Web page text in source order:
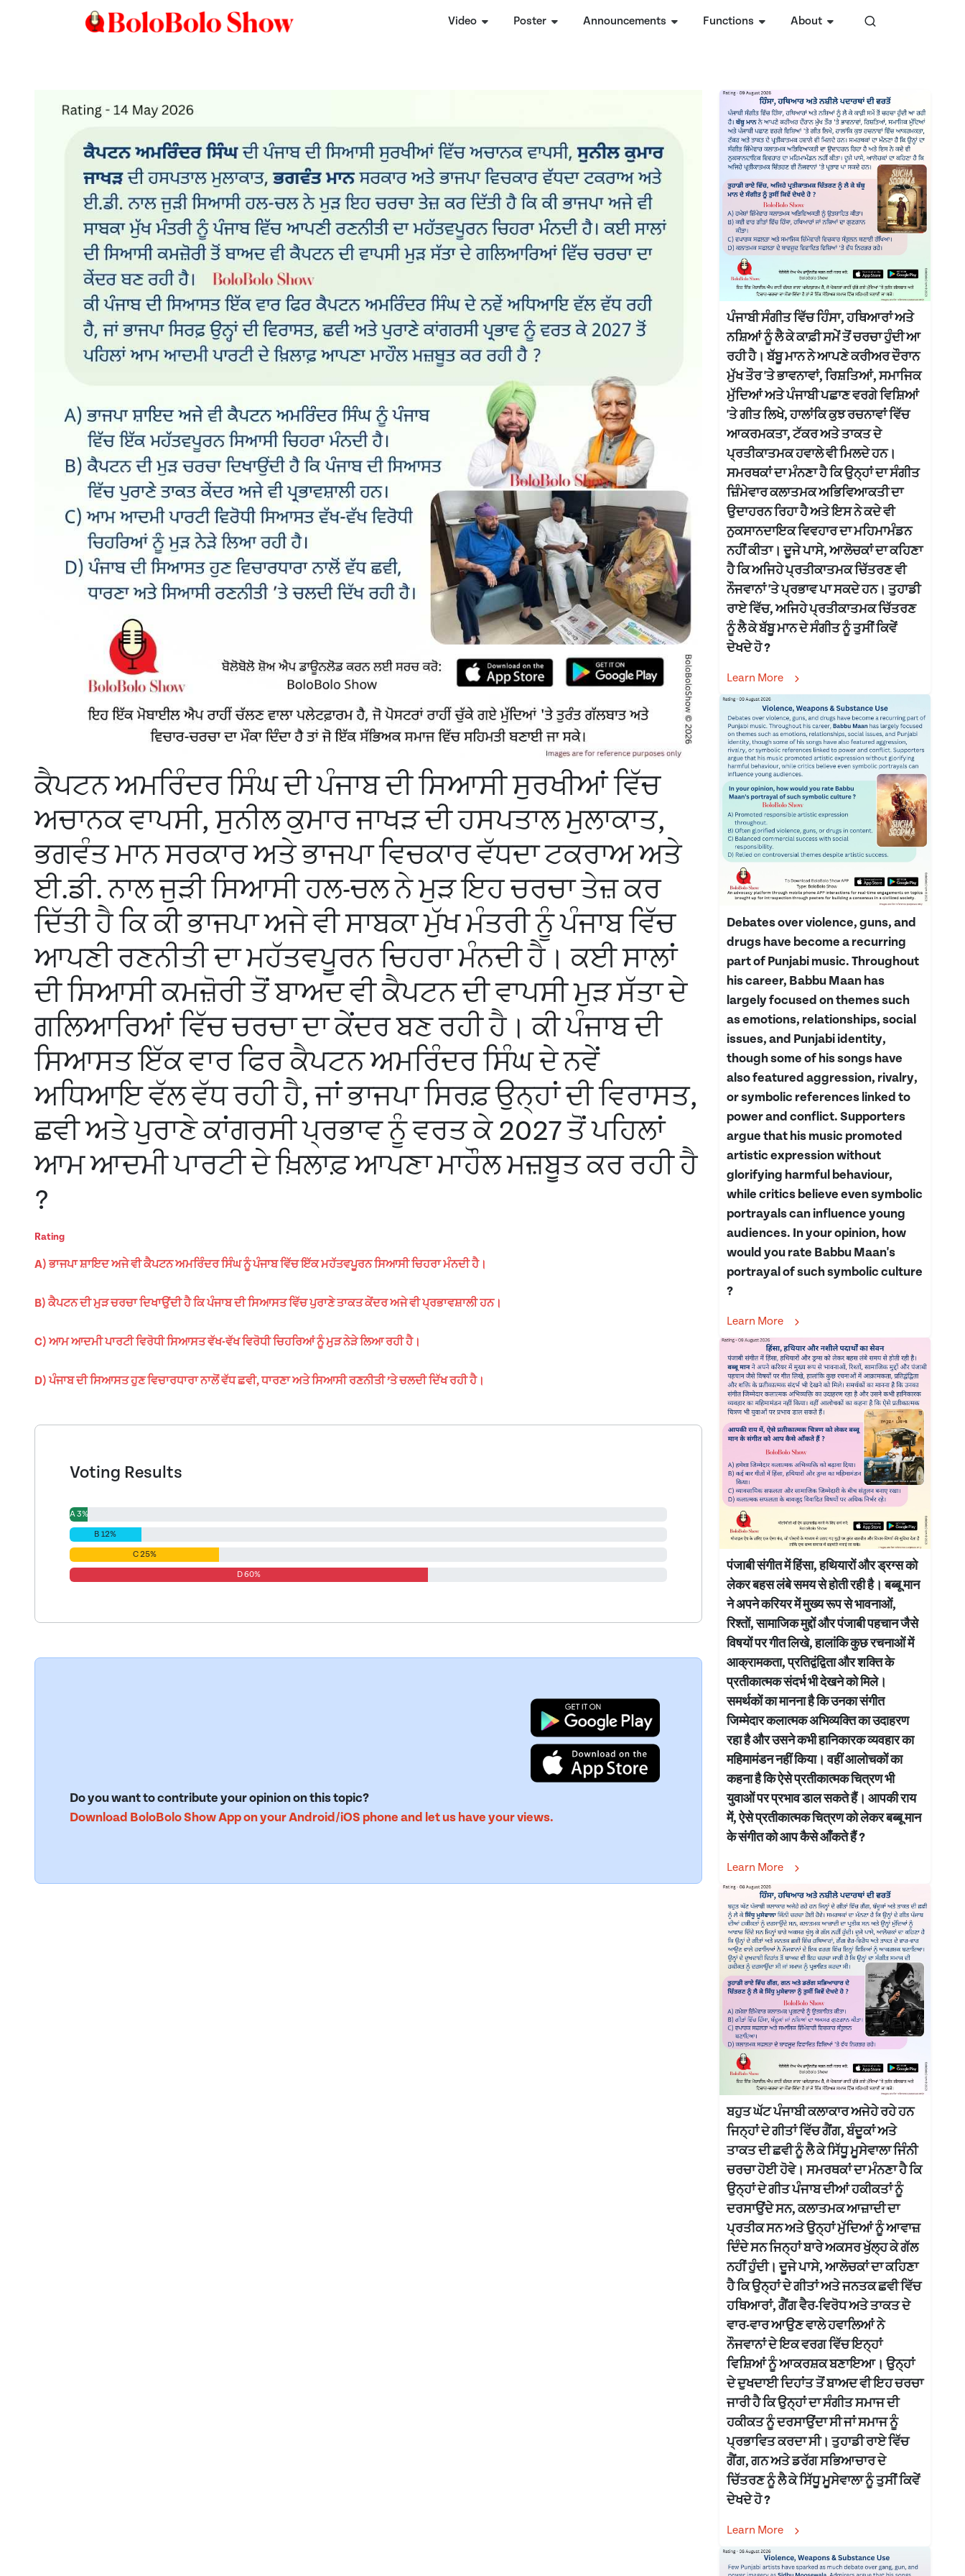
Video Poster Announcements Functions About
ਕੈਪਟਨ ਅਮਰਿੰਦਰ ਸਿੰਘ ਦੀ ਪੰਜਾਬ ਦੀ ਸਿਆਸੀ ਸੁਰਖੀਆਂ ਵਿੱਚ
ਅਚਾਨਕ ਵਾਪਸੀ, ਸੁਨੀਲ ਕੁਮਾਰ ਜਾਖੜ ਦੀ ਹਸਪਤਾਲ ਮੁਲਾਕਾਤ,
ਭਗਵੰਤ ਮਾਨ ਸਰਕਾਰ ਅਤੇ ਭਾਜਪਾ ਵਿਚਕਾਰ ਵੱਧਦਾ ਟਕਰਾਅ ਅਤੇ
ਈ.ਡੀ. ਨਾਲ ਜੁੜੀ ਸਿਆਸੀ ਹਲ-ਚਲ ਨੇ ਮੁੜ ਇਹ ਚਰਚਾ ਤੇਜ਼ ਕਰ
ਦਿੱਤੀ ਹੈ ਕਿ ਕੀ ਭਾਜਪਾ ਅਜੇ ਵੀ ਸਾਬਕਾ ਮੁੱਖ ਮੰਤਰੀ ਨੂੰ ਪੰਜਾਬ ਵਿੱਚ
ਆਪਣੀ ਰਣਨੀਤੀ ਦਾ ਮਹੱਤਵਪੂਰਨ ਚਿਹਰਾ ਮੰਨਦੀ ਹੈ। ਕਈ ਸਾਲਾਂ
ਦੀ ਸਿਆਸੀ ਕਮਜ਼ੋਰੀ ਤੋਂ ਬਾਅਦ ਵੀ ਕੈਪਟਨ ਦੀ ਵਾਪਸੀ ਮੁੜ ਸੱਤਾ ਦੇ
ਗਲਿਆਰਿਆਂ ਵਿੱਚ ਚਰਚਾ ਦਾ ਕੇਂਦਰ ਬਣ ਰਹੀ ਹੈ। ਕੀ ਪੰਜਾਬ ਦੀ
ਸਿਆਸਤ ਇੱਕ ਵਾਰ ਫਿਰ ਕੈਪਟਨ ਅਮਰਿੰਦਰ ਸਿੰਘ ਦੇ ਨਵੇਂ
ਅਧਿਆਇ ਵੱਲ ਵੱਧ ਰਹੀ ਹੈ, ਜਾਂ ਭਾਜਪਾ ਸਿਰਫ਼ ਉਨ੍ਹਾਂ ਦੀ ਵਿਰਾਸਤ,
ਛਵੀ ਅਤੇ ਪੁਰਾਣੇ ਕਾਂਗਰਸੀ ਪ੍ਰਭਾਵ ਨੂੰ ਵਰਤ ਕੇ 2027 ਤੋਂ ਪਹਿਲਾਂ
ਆਮ ਆਦਮੀ ਪਾਰਟੀ ਦੇ ਖ਼ਿਲਾਫ਼ ਆਪਣਾ ਮਾਹੌਲ ਮਜ਼ਬੂਤ ਕਰ ਰਹੀ ਹੈ
?
Rating
A) ਭਾਜਪਾ ਸ਼ਾਇਦ ਅਜੇ ਵੀ ਕੈਪਟਨ ਅਮਰਿੰਦਰ ਸਿੰਘ ਨੂੰ ਪੰਜਾਬ ਵਿੱਚ ਇੱਕ ਮਹੱਤਵਪੂਰਨ ਸਿਆਸੀ ਚਿਹਰਾ ਮੰਨਦੀ ਹੈ।
B) ਕੈਪਟਨ ਦੀ ਮੁੜ ਚਰਚਾ ਦਿਖਾਉਂਦੀ ਹੈ ਕਿ ਪੰਜਾਬ ਦੀ ਸਿਆਸਤ ਵਿੱਚ ਪੁਰਾਣੇ ਤਾਕਤ ਕੇਂਦਰ ਅਜੇ ਵੀ ਪ੍ਰਭਾਵਸ਼ਾਲੀ ਹਨ।
C) ਆਮ ਆਦਮੀ ਪਾਰਟੀ ਵਿਰੋਧੀ ਸਿਆਸਤ ਵੱਖ-ਵੱਖ ਵਿਰੋਧੀ ਚਿਹਰਿਆਂ ਨੂੰ ਮੁੜ ਨੇੜੇ ਲਿਆ ਰਹੀ ਹੈ।
D) ਪੰਜਾਬ ਦੀ ਸਿਆਸਤ ਹੁਣ ਵਿਚਾਰਧਾਰਾ ਨਾਲੋਂ ਵੱਧ ਛਵੀ, ਧਾਰਣਾ ਅਤੇ ਸਿਆਸੀ ਰਣਨੀਤੀ ’ਤੇ ਚਲਦੀ ਦਿੱਖ ਰਹੀ ਹੈ।
Voting Results
A 3%
B 12%
C 25%
D 60%
Do you want to contribute your opinion on this topic?
Download BoloBolo Show App on your Android/iOS phone and let us have your views.
ਪੰਜਾਬੀ ਸੰਗੀਤ ਵਿੱਚ ਹਿੰਸਾ, ਹਥਿਆਰਾਂ ਅਤੇ
ਨਸ਼ਿਆਂ ਨੂੰ ਲੈ ਕੇ ਕਾਫ਼ੀ ਸਮੇਂ ਤੋਂ ਚਰਚਾ ਹੁੰਦੀ ਆ
ਰਹੀ ਹੈ। ਬੱਬੂ ਮਾਨ ਨੇ ਆਪਣੇ ਕਰੀਅਰ ਦੌਰਾਨ
ਮੁੱਖ ਤੌਰ 'ਤੇ ਭਾਵਨਾਵਾਂ, ਰਿਸ਼ਤਿਆਂ, ਸਮਾਜਿਕ
ਮੁੱਦਿਆਂ ਅਤੇ ਪੰਜਾਬੀ ਪਛਾਣ ਵਰਗੇ ਵਿਸ਼ਿਆਂ
'ਤੇ ਗੀਤ ਲਿਖੇ, ਹਾਲਾਂਕਿ ਕੁਝ ਰਚਨਾਵਾਂ ਵਿੱਚ
ਆਕਰਮਕਤਾ, ਟੱਕਰ ਅਤੇ ਤਾਕਤ ਦੇ
ਪ੍ਰਤੀਕਾਤਮਕ ਹਵਾਲੇ ਵੀ ਮਿਲਦੇ ਹਨ।
ਸਮਰਥਕਾਂ ਦਾ ਮੰਨਣਾ ਹੈ ਕਿ ਉਨ੍ਹਾਂ ਦਾ ਸੰਗੀਤ
ਜ਼ਿੰਮੇਵਾਰ ਕਲਾਤਮਕ ਅਭਿਵਿਆਕਤੀ ਦਾ
ਉਦਾਹਰਨ ਰਿਹਾ ਹੈ ਅਤੇ ਇਸ ਨੇ ਕਦੇ ਵੀ
ਨੁਕਸਾਨਦਾਇਕ ਵਿਵਹਾਰ ਦਾ ਮਹਿਮਾਮੰਡਨ
ਨਹੀਂ ਕੀਤਾ। ਦੂਜੇ ਪਾਸੇ, ਆਲੋਚਕਾਂ ਦਾ ਕਹਿਣਾ
ਹੈ ਕਿ ਅਜਿਹੇ ਪ੍ਰਤੀਕਾਤਮਕ ਚਿੱਤਰਣ ਵੀ
ਨੌਜਵਾਨਾਂ 'ਤੇ ਪ੍ਰਭਾਵ ਪਾ ਸਕਦੇ ਹਨ। ਤੁਹਾਡੀ
ਰਾਏ ਵਿੱਚ, ਅਜਿਹੇ ਪ੍ਰਤੀਕਾਤਮਕ ਚਿੱਤਰਣ
ਨੂੰ ਲੈ ਕੇ ਬੱਬੂ ਮਾਨ ਦੇ ਸੰਗੀਤ ਨੂੰ ਤੁਸੀਂ ਕਿਵੇਂ
ਦੇਖਦੇ ਹੋ ?
Learn More
Debates over violence, guns, and
drugs have become a recurring
part of Punjabi music. Throughout
his career, Babbu Maan has
largely focused on themes such
as emotions, relationships, social
issues, and Punjabi identity,
though some of his songs have
also featured aggression, rivalry,
or symbolic references linked to
power and conflict. Supporters
argue that his music promoted
artistic expression without
glorifying harmful behaviour,
while critics believe even symbolic
portrayals can influence young
audiences. In your opinion, how
would you rate Babbu Maan's
portrayal of such symbolic culture
?
Learn More
पंजाबी संगीत में हिंसा, हथियारों और ड्रग्स को
लेकर बहस लंबे समय से होती रही है। बब्बू मान
ने अपने करियर में मुख्य रूप से भावनाओं,
रिश्तों, सामाजिक मुद्दों और पंजाबी पहचान जैसे
विषयों पर गीत लिखे, हालांकि कुछ रचनाओं में
आक्रामकता, प्रतिद्वंद्विता और शक्ति के
प्रतीकात्मक संदर्भ भी देखने को मिले।
समर्थकों का मानना है कि उनका संगीत
जिम्मेदार कलात्मक अभिव्यक्ति का उदाहरण
रहा है और उसने कभी हानिकारक व्यवहार का
महिमामंडन नहीं किया। वहीं आलोचकों का
कहना है कि ऐसे प्रतीकात्मक चित्रण भी
युवाओं पर प्रभाव डाल सकते हैं। आपकी राय
में, ऐसे प्रतीकात्मक चित्रण को लेकर बब्बू मान
के संगीत को आप कैसे आँकते हैं ?
Learn More
ਬਹੁਤ ਘੱਟ ਪੰਜਾਬੀ ਕਲਾਕਾਰ ਅਜੇਹੇ ਰਹੇ ਹਨ
ਜਿਨ੍ਹਾਂ ਦੇ ਗੀਤਾਂ ਵਿੱਚ ਗੈਂਗ, ਬੰਦੂਕਾਂ ਅਤੇ
ਤਾਕਤ ਦੀ ਛਵੀ ਨੂੰ ਲੈ ਕੇ ਸਿੱਧੂ ਮੂਸੇਵਾਲਾ ਜਿੰਨੀ
ਚਰਚਾ ਹੋਈ ਹੋਵੇ। ਸਮਰਥਕਾਂ ਦਾ ਮੰਨਣਾ ਹੈ ਕਿ
ਉਨ੍ਹਾਂ ਦੇ ਗੀਤ ਪੰਜਾਬ ਦੀਆਂ ਹਕੀਕਤਾਂ ਨੂੰ
ਦਰਸਾਉਂਦੇ ਸਨ, ਕਲਾਤਮਕ ਆਜ਼ਾਦੀ ਦਾ
ਪ੍ਰਤੀਕ ਸਨ ਅਤੇ ਉਨ੍ਹਾਂ ਮੁੱਦਿਆਂ ਨੂੰ ਆਵਾਜ਼
ਦਿੰਦੇ ਸਨ ਜਿਨ੍ਹਾਂ ਬਾਰੇ ਅਕਸਰ ਖੁੱਲ੍ਹ ਕੇ ਗੱਲ
ਨਹੀਂ ਹੁੰਦੀ। ਦੂਜੇ ਪਾਸੇ, ਆਲੋਚਕਾਂ ਦਾ ਕਹਿਣਾ
ਹੈ ਕਿ ਉਨ੍ਹਾਂ ਦੇ ਗੀਤਾਂ ਅਤੇ ਜਨਤਕ ਛਵੀ ਵਿੱਚ
ਹਥਿਆਰਾਂ, ਗੈਂਗ ਵੈਰ-ਵਿਰੋਧ ਅਤੇ ਤਾਕਤ ਦੇ
ਵਾਰ-ਵਾਰ ਆਉਣ ਵਾਲੇ ਹਵਾਲਿਆਂ ਨੇ
ਨੌਜਵਾਨਾਂ ਦੇ ਇਕ ਵਰਗ ਵਿੱਚ ਇਨ੍ਹਾਂ
ਵਿਸ਼ਿਆਂ ਨੂੰ ਆਕਰਸ਼ਕ ਬਣਾਇਆ। ਉਨ੍ਹਾਂ
ਦੇ ਦੁਖਦਾਈ ਦਿਹਾਂਤ ਤੋਂ ਬਾਅਦ ਵੀ ਇਹ ਚਰਚਾ
ਜਾਰੀ ਹੈ ਕਿ ਉਨ੍ਹਾਂ ਦਾ ਸੰਗੀਤ ਸਮਾਜ ਦੀ
ਹਕੀਕਤ ਨੂੰ ਦਰਸਾਉਂਦਾ ਸੀ ਜਾਂ ਸਮਾਜ ਨੂੰ
ਪ੍ਰਭਾਵਿਤ ਕਰਦਾ ਸੀ। ਤੁਹਾਡੀ ਰਾਏ ਵਿੱਚ
ਗੈਂਗ, ਗਨ ਅਤੇ ਡਰੱਗ ਸਭਿਆਚਾਰ ਦੇ
ਚਿੱਤਰਣ ਨੂੰ ਲੈ ਕੇ ਸਿੱਧੂ ਮੂਸੇਵਾਲਾ ਨੂੰ ਤੁਸੀਂ ਕਿਵੇਂ
ਦੇਖਦੇ ਹੋ ?
Learn More